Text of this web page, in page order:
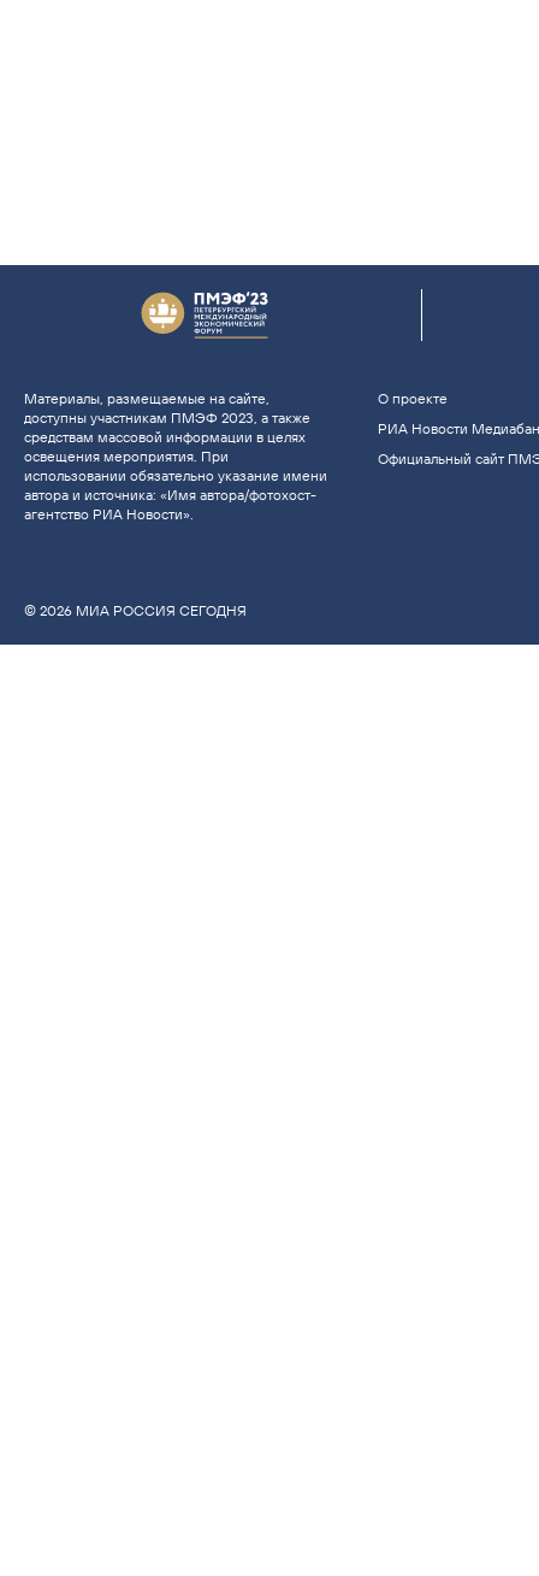
Материалы, размещаемые на сайте,
доступны участникам ПМЭФ 2023, а также
средствам массовой информации в целях
освещения мероприятия. При
использовании обязательно указание имени
автора и источника: «Имя автора/фотохост-
агентство РИА Новости».
О проекте
РИА Новости
Официальный сайт
© 2026 МИА РОССИЯ СЕГОДНЯ